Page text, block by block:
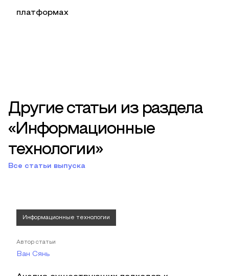
платформах
Другие статьи из раздела
«Информационные
технологии»
Все статьи выпуска
Информационные технологии
Автор статьи
Ван Сянь